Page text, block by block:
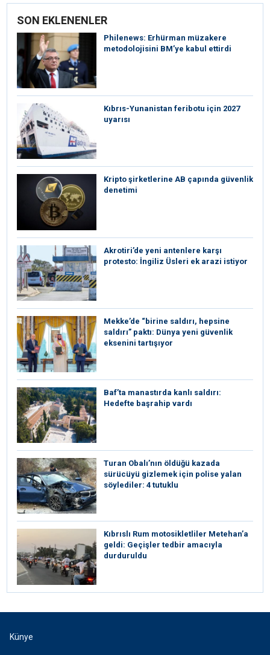
SON EKLENENLER
Philenews: Erhürman müzakere
metodolojisini BM’ye kabul ettirdi
Kıbrıs-Yunanistan feribotu için 2027
uyarısı
Kripto şirketlerine AB çapında güvenlik
denetimi
⁠Akrotiri’de yeni antenlere karşı
protesto: İngiliz Üsleri ek arazi istiyor
Mekke’de “birine saldırı, hepsine
saldırı” paktı: Dünya yeni güvenlik
eksenini tartışıyor
Baf’ta manastırda kanlı saldırı:
Hedefte başrahip vardı
Turan Obalı’nın öldüğü kazada
sürücüyü gizlemek için polise yalan
söylediler: 4 tutuklu
Kıbrıslı Rum motosikletliler Metehan’a
geldi: Geçişler tedbir amacıyla
durduruldu
Künye